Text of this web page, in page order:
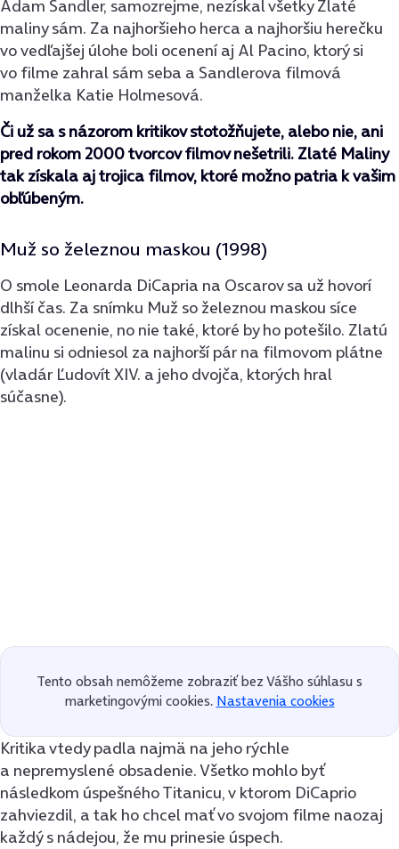
Adam Sandler, samozrejme, nezískal všetky Zlaté
maliny sám. Za najhoršieho herca a najhoršiu herečku
vo vedľajšej úlohe boli ocenení aj Al Pacino, ktorý si
vo filme zahral sám seba a Sandlerova filmová
manželka Katie Holmesová.
Či už sa s názorom kritikov stotožňujete, alebo nie, ani
pred rokom 2000 tvorcov filmov nešetrili. Zlaté Maliny
tak získala aj trojica filmov, ktoré možno patria k vašim
obľúbeným.
Muž so železnou maskou (1998)
O smole Leonarda DiCapria na Oscarov sa už hovorí
dlhší čas. Za snímku Muž so železnou maskou síce
získal ocenenie, no nie také, ktoré by ho potešilo. Zlatú
malinu si odniesol za najhorší pár na filmovom plátne
(vladár Ľudovít XIV. a jeho dvojča, ktorých hral
súčasne).
Tento obsah nemôžeme zobraziť bez Vášho súhlasu s
marketingovými cookies. Nastavenia cookies
Kritika vtedy padla najmä na jeho rýchle
a nepremyslené obsadenie. Všetko mohlo byť
následkom úspešného Titanicu, v ktorom DiCaprio
zahviezdil, a tak ho chcel mať vo svojom filme naozaj
každý s nádejou, že mu prinesie úspech.